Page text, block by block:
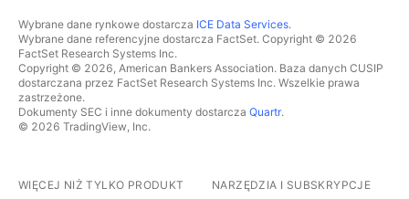
Wybrane dane rynkowe dostarcza ICE Data Services.
Wybrane dane referencyjne dostarcza FactSet. Copyright © 2026
FactSet Research Systems Inc.
Copyright © 2026, American Bankers Association. Baza danych CUSIP
dostarczana przez FactSet Research Systems Inc. Wszelkie prawa
zastrzeżone.
Dokumenty SEC i inne dokumenty dostarcza Quartr.
© 2026 TradingView, Inc.
WIĘCEJ NIŻ TYLKO PRODUKT NARZĘDZIA I SUBSKRYPCJE